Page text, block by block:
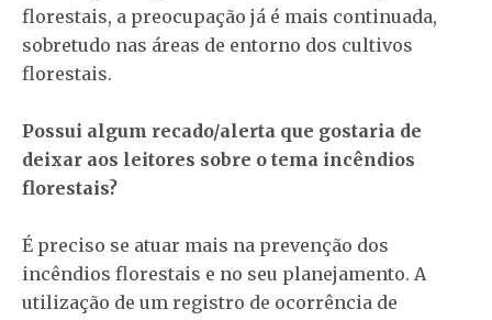
florestais, a preocupação já é mais continuada,
sobretudo nas áreas de entorno dos cultivos
florestais.
Possui algum recado/alerta que gostaria de
deixar aos leitores sobre o tema incêndios
florestais?
É preciso se atuar mais na prevenção dos
incêndios florestais e no seu planejamento. A
utilização de um registro de ocorrência de